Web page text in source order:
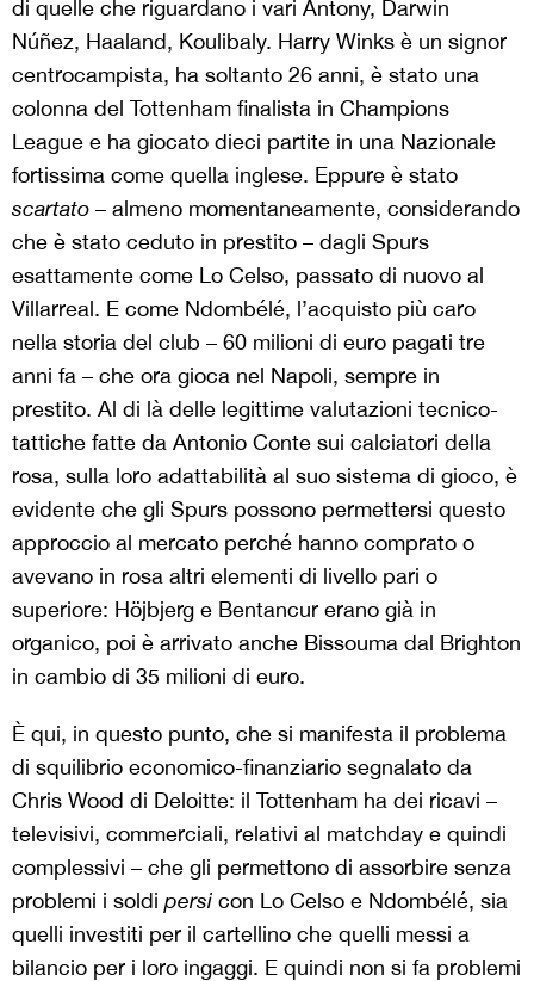
di quelle che riguardano i vari Antony, Darwin
Núñez, Haaland, Koulibaly. Harry Winks è un signor
centrocampista, ha soltanto 26 anni, è stato una
colonna del Tottenham finalista in Champions
League e ha giocato dieci partite in una Nazionale
fortissima come quella inglese. Eppure è stato
scartato – almeno momentaneamente, considerando
che è stato ceduto in prestito – dagli Spurs
esattamente come Lo Celso, passato di nuovo al
Villarreal. E come Ndombélé, l’acquisto più caro
nella storia del club – 60 milioni di euro pagati tre
anni fa – che ora gioca nel Napoli, sempre in
prestito. Al di là delle legittime valutazioni tecnico-
tattiche fatte da Antonio Conte sui calciatori della
rosa, sulla loro adattabilità al suo sistema di gioco, è
evidente che gli Spurs possono permettersi questo
approccio al mercato perché hanno comprato o
avevano in rosa altri elementi di livello pari o
superiore: Höjbjerg e Bentancur erano già in
organico, poi è arrivato anche Bissouma dal Brighton
in cambio di 35 milioni di euro.
È qui, in questo punto, che si manifesta il problema
di squilibrio economico-finanziario segnalato da
Chris Wood di Deloitte: il Tottenham ha dei ricavi –
televisivi, commerciali, relativi al matchday e quindi
complessivi – che gli permettono di assorbire senza
problemi i soldi persi con Lo Celso e Ndombélé, sia
quelli investiti per il cartellino che quelli messi a
bilancio per i loro ingaggi. E quindi non si fa problemi